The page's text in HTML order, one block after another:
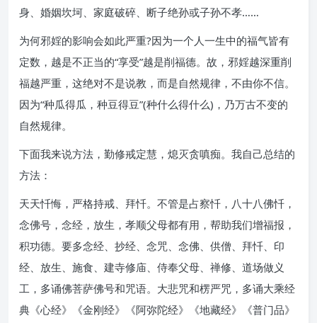
身、婚姻坎坷、家庭破碎、断子绝孙或子孙不孝……
为何邪婬的影响会如此严重?因为一个人一生中的福气皆有
定数，越是不正当的“享受”越是削福德。故，邪婬越深重削
福越严重，这绝对不是说教，而是自然规律，不由你不信。
因为“种瓜得瓜，种豆得豆”(种什么得什么)，乃万古不变的
自然规律。
下面我来说方法，勤修戒定慧，熄灭贪嗔痴。我自己总结的
方法：
天天忏悔，严格持戒、拜忏。不管是占察忏，八十八佛忏，
念佛号，念经，放生，孝顺父母都有用，帮助我们增福报，
积功德。要多念经、抄经、念咒、念佛、供僧、拜忏、印
经、放生、施食、建寺修庙、侍奉父母、禅修、道场做义
工，多诵佛菩萨佛号和咒语。大悲咒和楞严咒，多诵大乘经
典《心经》《金刚经》《阿弥陀经》《地藏经》《普门品》